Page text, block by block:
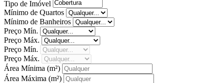
Tipo de Imóvel
Mínimo de Quartos
Mínimo de Banheiros
Preço Mín.
Preço Máx.
Preço Mín.
Preço Máx.
Área Mínima (m²)
Área Máxima (m²)